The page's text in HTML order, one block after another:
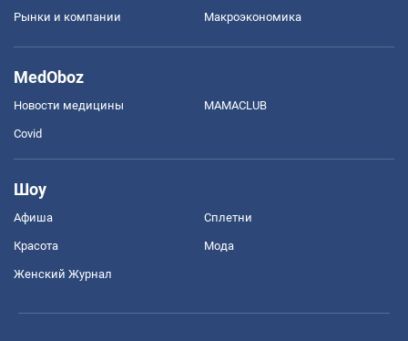
Рынки и компании Mакроэкономика
MedOboz
Новости медицины MAMACLUB
Covid
Шоу
Афиша Сплетни
Красота Мода
Женский Журнал